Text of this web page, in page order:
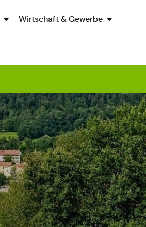
Wirtschaft & Gewerbe